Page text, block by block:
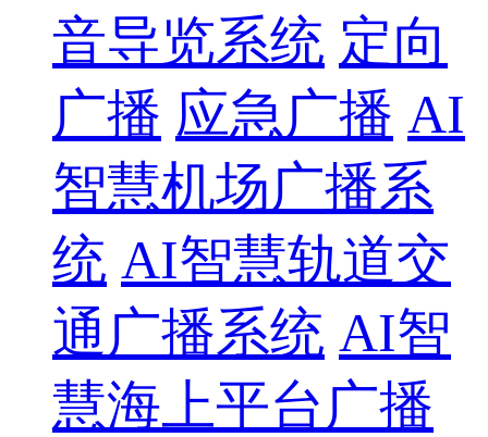
音导览系统 定向
广播 应急广播 AI
智慧机场广播系
统 AI智慧轨道交
通广播系统 AI智
慧海上平台广播